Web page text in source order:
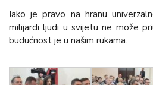
Iako je pravo na hranu
milijardi ljudi u svijetu ne može
budućnost je u našim rukama.